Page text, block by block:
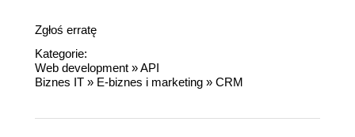
Zgłoś erratę
Kategorie:
Web development »API
Biznes IT » E-biznes i marketing » CRM